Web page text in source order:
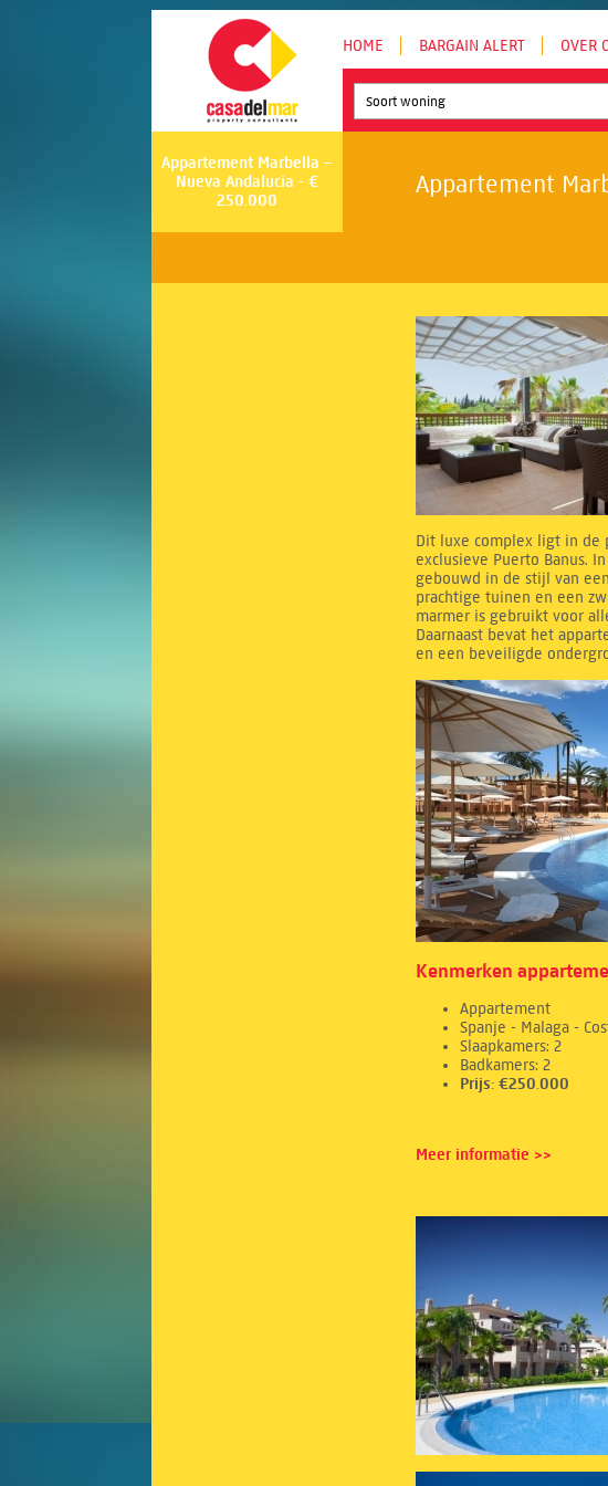
HOME BARGAIN ALERT OVER
Soort woning
Appartement Marbella –
Nueva Andalucia - €
250.000
Appartement
Dit luxe complex ligt in de
exclusieve Puerto Banus.
gebouwd in de stijl van
prachtige tuinen en een
marmer is gebruikt voor
Daarnaast bevat het
en een beveiligde
Kenmerken
Appartement
Spanje - Malaga -
Slaapkamers:
Prijs: €250.000
Meer informatie >>